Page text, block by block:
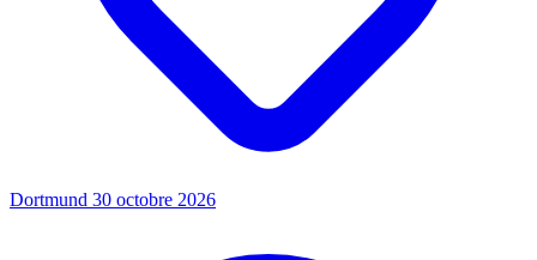
Dortmund 30 octobre 2026